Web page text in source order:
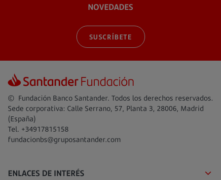
NOVEDADES
SUSCRÍBETE
© Fundación Banco Santander. Todos los derechos reservados.
Sede corporativa: Calle Serrano, 57, Planta 3, 28006, Madrid
(España)
Tel. +34917815158
fundacionbs@gruposantander.com
ENLACES DE INTERÉS